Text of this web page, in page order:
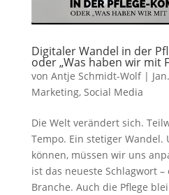
Digitaler Wandel in der
oder „Was haben wir mit
von Antje Schmidt-Wolf|
Marketing, Social Media
Die Welt verändert sich.
Tempo. Ein stetiger Wandel.
können, müssen wir uns
ist das neueste Schlagwort
Branche. Auch die Pflege